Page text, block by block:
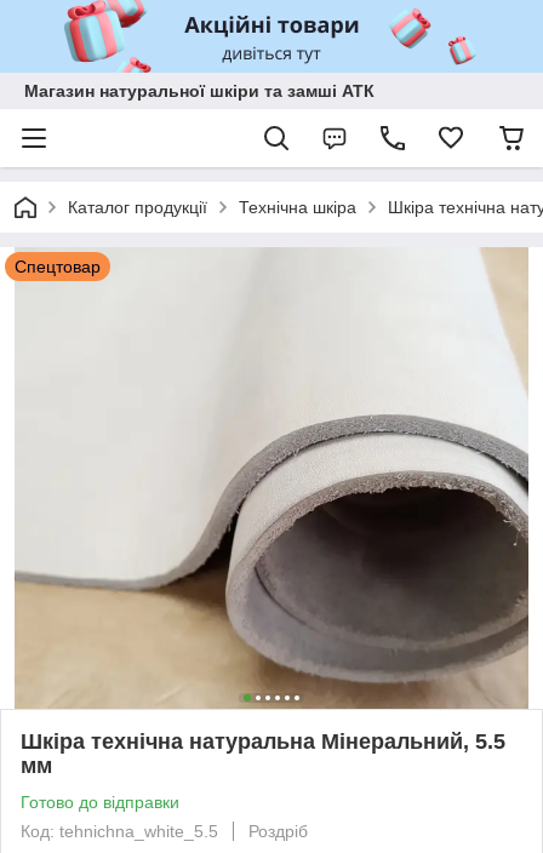
Магазин натуральної шкіри та замші АТК
Каталог продукції Технічна шкіра Шкіра технічна
Спецтовар
Шкіра технічна натуральна Мінеральний, 5.5
мм
Готово до відправки
Код: tehnichna_white_5.5
Роздріб